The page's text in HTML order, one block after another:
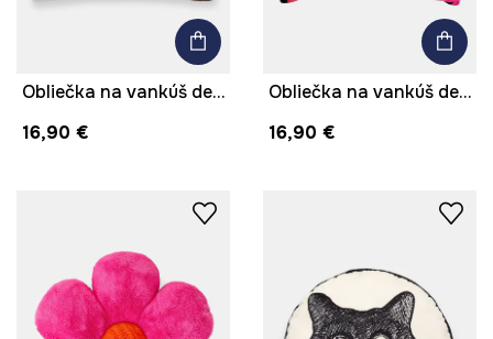
Obliečka na vankúš dekoratívna z bavlny 45 x 45 cm
16,90 €
Obliečka na vankúš dekoratívna žakárová 50 x 50 cm
16,90 €